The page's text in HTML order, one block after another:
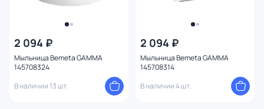
2 094 ₽
Мыльница Bemeta GAMMA
145708324
В наличии 13 шт.
2 094 ₽
Мыльница Bemeta GAMMA
145708314
В наличии 4 шт.